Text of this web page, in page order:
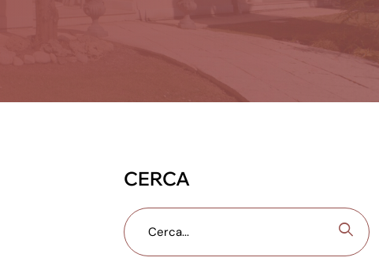
CERCA